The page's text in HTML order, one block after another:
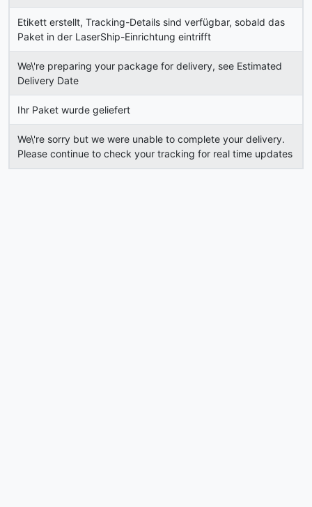
Etikett erstellt, Tracking-Details sind verfügbar, sobald das
Paket in der LaserShip-Einrichtung eintrifft
We\'re preparing your package for delivery, see Estimated
Delivery Date
Ihr Paket wurde geliefert
We\'re sorry but we were unable to complete your delivery.
Please continue to check your tracking for real time updates